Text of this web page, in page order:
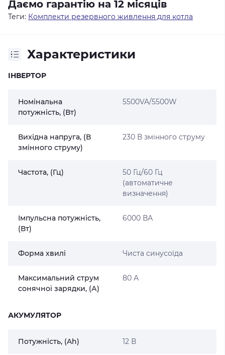
Даємо гарантію на 12 місяців
Теги: Комплекти резервного живлення для котла
Характеристики
ІНВЕРТОР
Номінальна
потужність, (Вт)
5500VA/5500W
Вихідна напруга, (В
змінного струму)
230 В змінного струму
Частота, (Гц)
50 Гц/60 Гц
(автоматичне
визначення)
Імпульсна потужність,
(Вт)
6000 ВА
Форма хвилі Чиста синусоїда
Максимальний струм
сонячної зарядки, (А)
80 А
АКУМУЛЯТОР
Потужність, (Ah) 12 В